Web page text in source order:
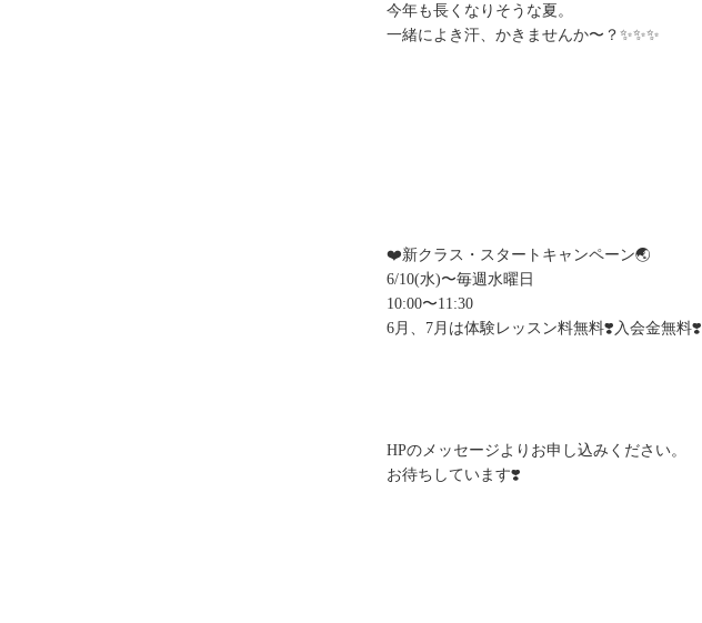
今年も長くなりそうな夏。
一緒によき汗、かきませんか〜？✨✨✨
❤️新クラス・スタートキャンペーン🌏
6/10(水)〜毎週水曜日
10:00〜11:30
6月、7月は体験レッスン料無料❣️入会金無料❣️
HPのメッセージよりお申し込みください。
お待ちしています❣️